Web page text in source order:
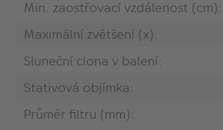
Min. zaostřovací vzdálenost (cm):
Maximální zvětšení (x):
Sluneční clona v balení:
Stativová objímka:
Průměr filtru (mm):